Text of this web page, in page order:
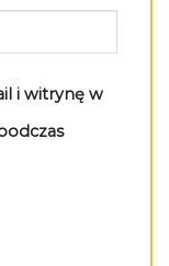
i witrynę w